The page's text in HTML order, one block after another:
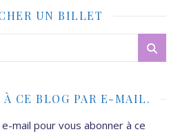
UN BILLET
CE BLOG PAR E-MAIL.
mail pour vous abonner à ce